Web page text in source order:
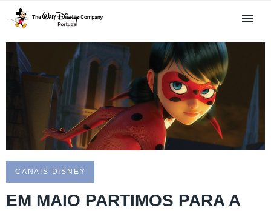
CANAIS DISNEY
EM MAIO PARTIMOS PARA A